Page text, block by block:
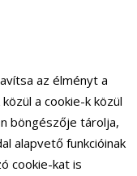
az élményt a
a cookie-k közül
böngészője tárolja,
alapvető funkcióinak
cookie-kat is